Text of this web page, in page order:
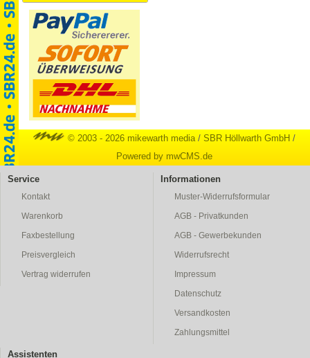
© 2003 - 2026 mikewarth media / SBR Höllwarth GmbH /
Powered by mwCMS.de
Service
Kontakt
Warenkorb
Faxbestellung
Preisvergleich
Vertrag widerrufen
Informationen
Muster-Widerrufsformular
AGB - Privatkunden
AGB - Gewerbekunden
Widerrufsrecht
Impressum
Datenschutz
Versandkosten
Zahlungsmittel
Assistenten